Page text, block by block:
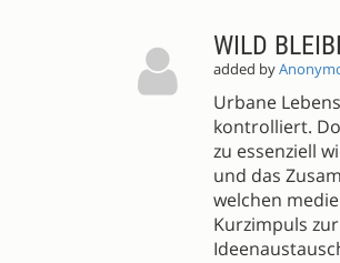
WILD
added by
Urbane
kontrolliert.
zu essenziell
und das
welchen
Kurzimpuls